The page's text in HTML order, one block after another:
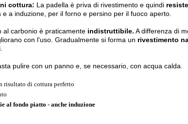
cottura: La padella è priva di rivestimento e quindi
a induzione, per il forno e persino per il fuoco aperto.
al carbonio è praticamente indistruttibile. A differenza di
con l'uso. Gradualmente si forma un rivestimento
pulire con un panno e, se necessario, con acqua calda.
risultato di cottura perfetto
al fondo piatto - anche induzione